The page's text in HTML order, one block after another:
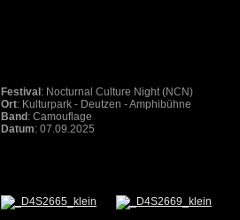
Festival : Nocturnal Culture Night (NCN)
Ort: Kulturpark - Deutzen - Amphibühne
Band : Camouflage
Datum: 07.09.2025